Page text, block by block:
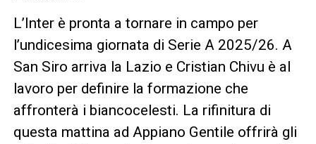
L’Inter è pronta a tornare in campo per
l’undicesima giornata di Serie A 2025/26. A
San Siro arriva la Lazio e Cristian Chivu è al
lavoro per definire la formazione che
affronterà i biancocelesti. La rifinitura di
questa mattina ad Appiano Gentile offrirà gli